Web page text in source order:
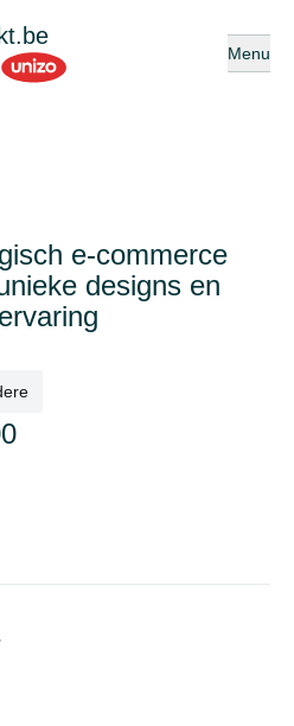
Unizo
Open of
Menu
e-commerce
designs en